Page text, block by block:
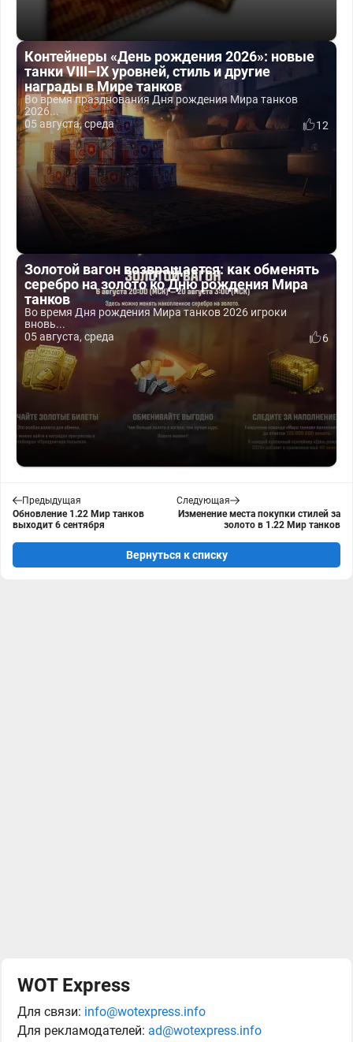
Контейнеры «День рождения 2026»: новые
танки VIII–IX уровней, стиль и другие
награды в Мире танков
Во время празднования Дня рождения Мира танков
2026...
05 августа, среда
12
Золотой вагон возвращается: как обменять
серебро на золото ко Дню рождения Мира
танков
Во время Дня рождения Мира танков 2026 игроки
вновь...
05 августа, среда
6
Предыдущая
Обновление 1.22 Мир танков
выходит 6 сентября
Следующая
Изменение места покупки стилей за
золото в 1.22 Мир танков
Вернуться к списку
WOT Express
Для связи: info@wotexpress.info
Для рекламодателей: ad@wotexpress.info